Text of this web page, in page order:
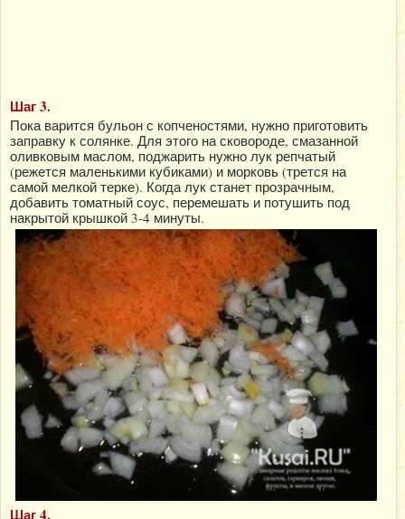
Шаг 3.
Пока варится бульон с копченостями, нужно приготовить
заправку к солянке. Для этого на сковороде, смазанной
оливковым маслом, поджарить нужно лук репчатый
(режется маленькими кубиками) и морковь (трется на
самой мелкой терке). Когда лук станет прозрачным,
добавить томатный соус, перемешать и потушить под
накрытой крышкой 3-4 минуты.
Шаг 4.